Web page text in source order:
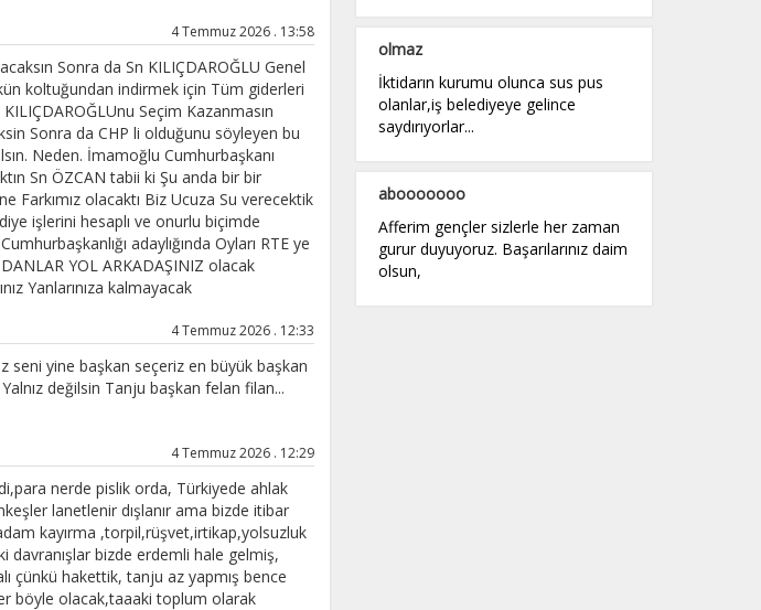
4 Temmuz 2026 . 13:58
Sonra da Sn KILIÇDAROĞLU Genel
koltuğundan indirmek için Tüm giderleri
Seçim Kazanmasın
Sonra da CHP li olduğunu söyleyen bu
Neden. İmamoğlu Cumhurbaşkanı
Sn ÖZCAN tabii ki Şu anda bir bir
Farkımız olacaktı Biz Ucuza Su verecektik
işlerini hesaplı ve onurlu biçimde
adaylığında Oyları RTE ye
YOL ARKADAŞINIZ olacak
Yanlarınıza kalmayacak
4 Temmuz 2026 . 12:33
seni yine başkan seçeriz en büyük başkan
değilsin Tanju başkan felan filan...
4 Temmuz 2026 . 12:29
nerde pislik orda, Türkiyede ahlak
lanetlenir dışlanır ama bizde itibar
kayırma ,torpil,rüşvet,irtikap,yolsuzluk
bizde erdemli hale gelmiş,
çünkü hakettik, tanju az yapmış bence
böyle olacak,taaaki toplum olarak
olmaz
İktidarın kurumu olunca sus pus
olanlar,iş belediyeye gelince
saydırıyorlar...
abooooooo
Afferim gençler sizlerle her zaman
gurur duyuyoruz. Başarılarınız daim
olsun,